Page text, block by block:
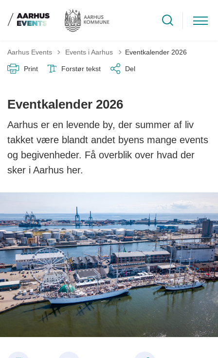
Aarhus Events Tilbage til
Events i Aarhus Eventkalender 2026
Print Forstør tekst Del
Eventkalender 2026
Aarhus er en levende by, der summer af liv
takket være blandt andet byens mange events
og begivenheder. Få overblik over hvad der
sker i Aarhus her.